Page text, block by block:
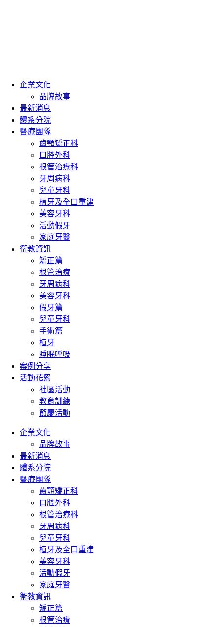
企業文化
品牌故事
最新消息
體系分院
醫療團隊
齒顎矯正科
口腔外科
根管治療科
牙周病科
兒童牙科
植牙及全口重建
美容牙科
活動假牙
家庭牙醫
衛教資訊
矯正篇
根管治療
牙周病科
美容牙科
假牙篇
兒童牙科
手術篇
植牙
睡眠呼吸
案例分享
活動花絮
社區活動
教育訓練
節慶活動
企業文化
品牌故事
最新消息
體系分院
醫療團隊
齒顎矯正科
口腔外科
根管治療科
牙周病科
兒童牙科
植牙及全口重建
美容牙科
活動假牙
家庭牙醫
衛教資訊
矯正篇
根管治療